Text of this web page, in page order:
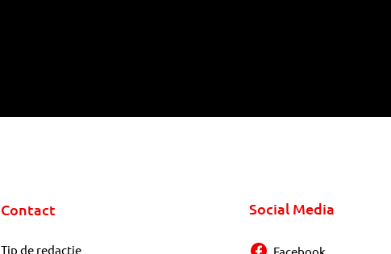
Contact
Tip de redactie
Social Media